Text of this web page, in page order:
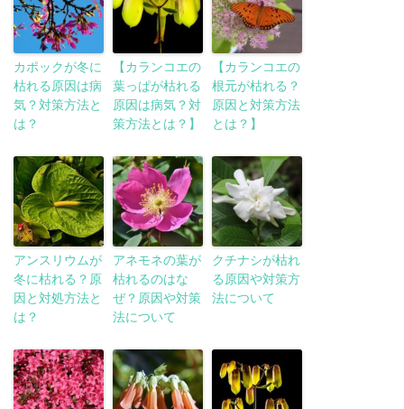
カポックが冬に
枯れる原因は病
気？対策方法と
は？
【カランコエの
葉っぱが枯れる
原因は病気？対
策方法とは？】
【カランコエの
根元が枯れる？
原因と対策方法
とは？】
アンスリウムが
冬に枯れる？原
因と対処方法と
は？
アネモネの葉が
枯れるのはな
ぜ？原因や対策
法について
クチナシが枯れ
る原因や対策方
法について